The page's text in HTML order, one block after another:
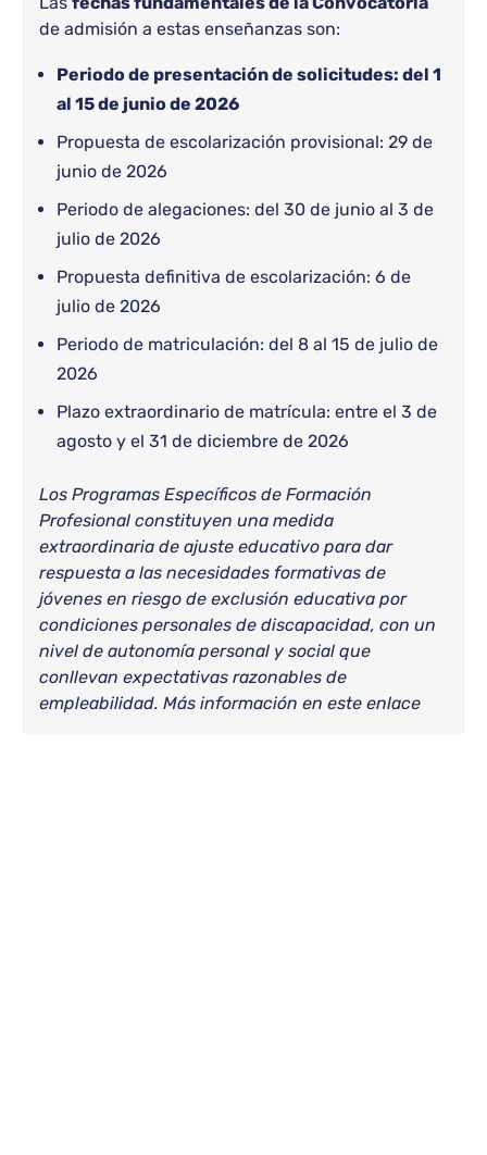
de admisión a estas enseñanzas son:
Periodo de presentación de solicitudes: del 1
al 15 de junio de 2026
Propuesta de escolarización provisional: 29 de
junio de 2026
Periodo de alegaciones: del 30 de junio al 3 de
julio de 2026
Propuesta definitiva de escolarización: 6 de
julio de 2026
Periodo de matriculación: del 8 al 15 de julio de
2026
Plazo extraordinario de matrícula: entre el 3 de
agosto y el 31 de diciembre de 2026
Los Programas Específicos de Formación
Profesional constituyen una medida
extraordinaria de ajuste educativo para dar
respuesta a las necesidades formativas de
jóvenes en riesgo de exclusión educativa por
condiciones personales de discapacidad, con un
nivel de autonomía personal y social que
conllevan expectativas razonables de
empleabilidad. Más información en este enlace